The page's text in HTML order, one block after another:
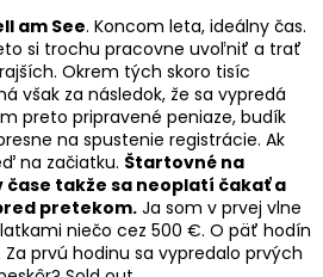
am See. Koncom leta, ideálny čas.
si trochu pracovne uvoľniť a trať
Okrem tých skoro tisíc
však za následok, že sa vypredá
preto pripravené peniaze, budík
na spustenie registrácie. Ak
na začiatku. Štartovné na
čase takže sa neoplatí čakať a
pretekom. Ja som v prvej vlne
niečo cez 500 €. O päť hodín
prvú hodinu sa vypredalo prvých